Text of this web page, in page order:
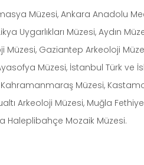
Müzesi, Ankara Anadolu
Uygarlıkları Müzesi, Aydın
Müzesi, Gaziantep Arkeoloji
Müzesi, İstanbul Türk ve
Müzesi,
Arkeoloji Müzesi, Muğla
Haleplibahçe Mozaik Müzesi.